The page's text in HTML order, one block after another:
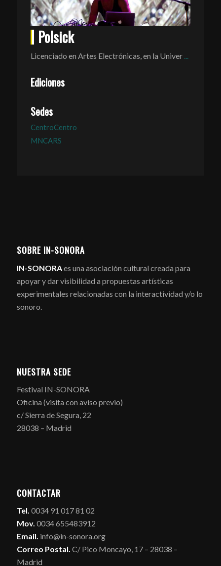
Polsick
Licenciado en Artes Electrónicas, en la Univer ...
Ediciones
Sedes
CentroCentro
MNCARS
SOBRE IN-SONORA
IN-SONORAes una asociación cultural creada para
apoyar y dar visibilidad a propuestas artísticas
experimentales relacionadas con la interactividad y/o lo
sonoro.
NUESTRA SEDE
Festival IN-SONORA
Oficina (visita con aviso previo)
c/ Sierra de Segura, 22
28038 – Madrid
CONTACTAR
Tel. 0034 91 017 81 02
Mov. 0034 655483912
Email. info@in-sonora.org
Correo Postal. C/ Pico Moncayo, 17 – 28038 –
Madrid